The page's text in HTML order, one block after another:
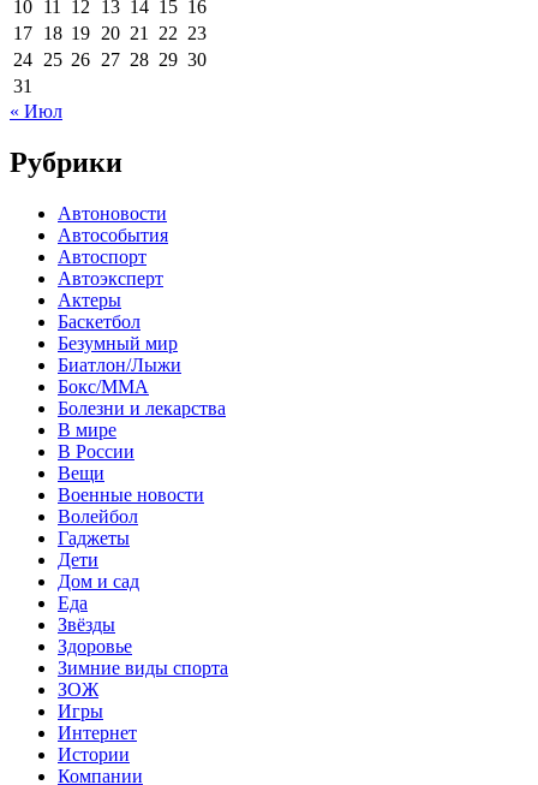
10 11 12 13 14 15 16
17 18 19 20 21 22 23
24 25 26 27 28 29 30
31
« Июл
Рубрики
Автоновости
Автособытия
Автоспорт
Автоэксперт
Актеры
Баскетбол
Безумный мир
Биатлон/Лыжи
Бокс/MMA
Болезни и лекарства
В мире
В России
Вещи
Военные новости
Волейбол
Гаджеты
Дети
Дом и сад
Еда
Звёзды
Здоровье
Зимние виды спорта
ЗОЖ
Игры
Интернет
Истории
Компании